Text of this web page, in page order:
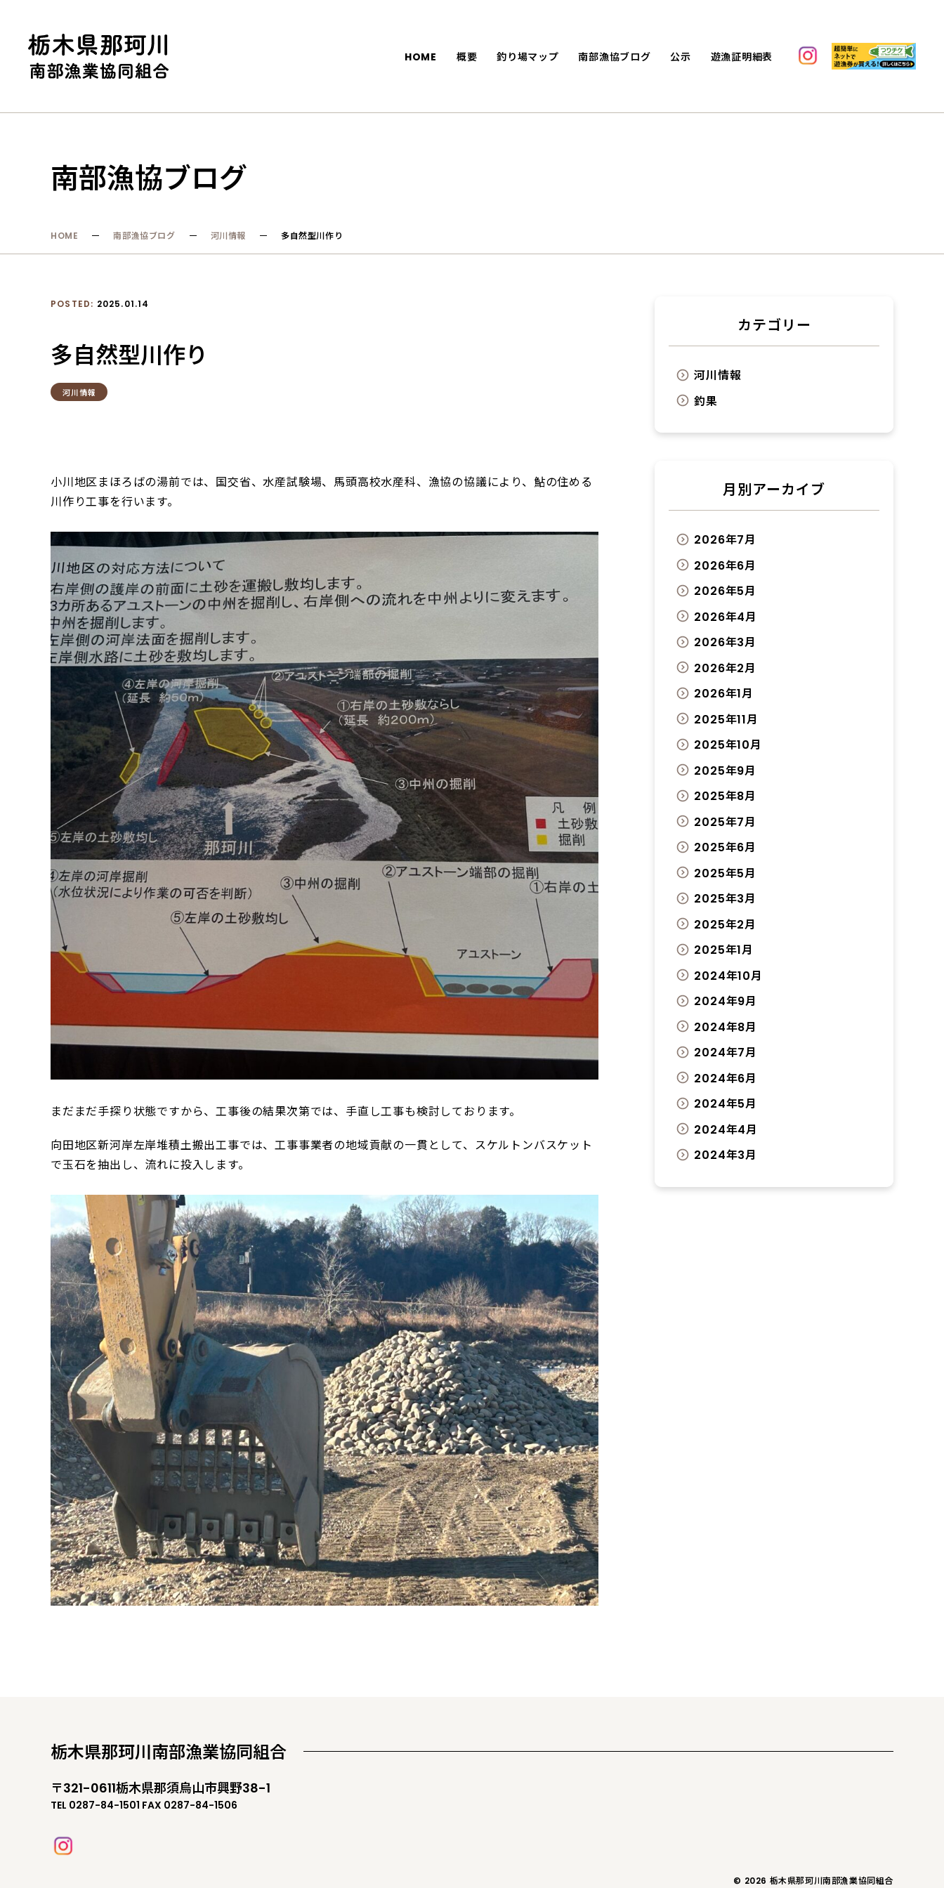
HOME 概要 釣り場マップ 南部漁協ブログ 公示 遊漁証明細表
南部漁協ブログ
HOME 南部漁協ブログ 河川情報 多自然型川作り
POSTED: 2025.01.14
多自然型川作り
河川情報
小川地区まほろばの湯前では、国交省、水産試験場、馬頭高校水産科、漁協の協議により、鮎の住める
川作り工事を行います。
まだまだ手探り状態ですから、工事後の結果次第では、手直し工事も検討しております。
向田地区新河岸左岸堆積土搬出工事では、工事事業者の地域貢献の一貫として、スケルトンバスケット
で玉石を抽出し、流れに投入します。
カテゴリー
河川情報
釣果
月別アーカイブ
2026年7月
2026年6月
2026年5月
2026年4月
2026年3月
2026年2月
2026年1月
2025年11月
2025年10月
2025年9月
2025年8月
2025年7月
2025年6月
2025年5月
2025年3月
2025年2月
2025年1月
2024年10月
2024年9月
2024年8月
2024年7月
2024年6月
2024年5月
2024年4月
2024年3月
栃木県那珂川南部漁業協同組合
〒321-0611栃木県那須烏山市興野38-1
TEL 0287-84-1501 FAX 0287-84-1506
© 2026 栃木県那珂川南部漁業協同組合